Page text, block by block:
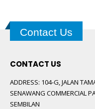
Contact Us
CONTACT US
ADDRESS: 104-G, JALAN
SENAWANG COMMERCIAL
SEMBILAN